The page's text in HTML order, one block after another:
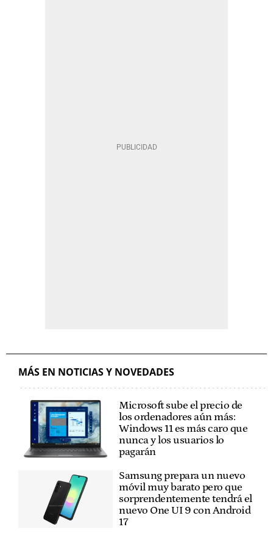
MÁS EN NOTICIAS Y NOVEDADES
Microsoft sube el precio de
los ordenadores aún más:
Windows 11 es más caro que
nunca y los usuarios lo
pagarán
Samsung prepara un nuevo
móvil muy barato pero que
sorprendentemente tendrá el
nuevo One UI 9 con Android
17